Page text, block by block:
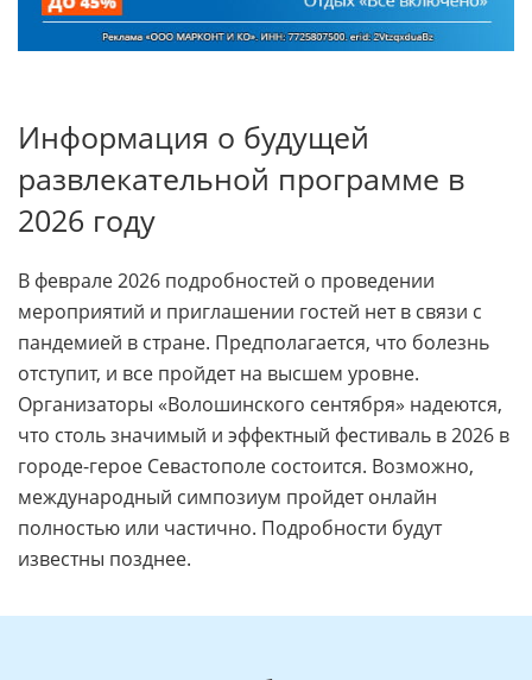
Информация о будущей
развлекательной программе в
2026 году
В феврале 2026 подробностей о проведении
мероприятий и приглашении гостей нет в связи с
пандемией в стране. Предполагается, что болезнь
отступит, и все пройдет на высшем уровне.
Организаторы «Волошинского сентября» надеются,
что столь значимый и эффектный фестиваль в 2026 в
городе-герое Севастополе состоится. Возможно,
международный симпозиум пройдет онлайн
полностью или частично. Подробности будут
известны позднее.